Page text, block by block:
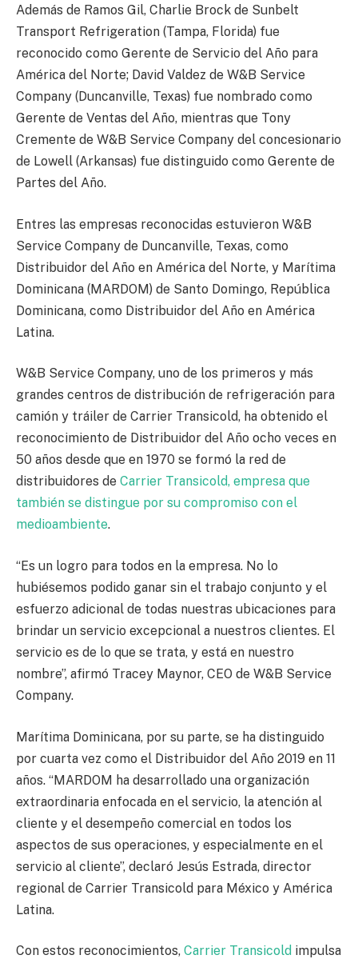
Además de Ramos Gil, Charlie Brock de Sunbelt
Transport Refrigeration (Tampa, Florida) fue
reconocido como Gerente de Servicio del Año para
América del Norte; David Valdez de W&B Service
Company (Duncanville, Texas) fue nombrado como
Gerente de Ventas del Año, mientras que Tony
Cremente de W&B Service Company del concesionario
de Lowell (Arkansas) fue distinguido como Gerente de
Partes del Año.
Entres las empresas reconocidas estuvieron W&B
Service Company de Duncanville, Texas, como
Distribuidor del Año en América del Norte, y Marítima
Dominicana (MARDOM) de Santo Domingo, República
Dominicana, como Distribuidor del Año en América
Latina.
W&B Service Company, uno de los primeros y más
grandes centros de distribución de refrigeración para
camión y tráiler de Carrier Transicold, ha obtenido el
reconocimiento de Distribuidor del Año ocho veces en
50 años desde que en 1970 se formó la red de
distribuidores de Carrier Transicold, empresa que
también se distingue por su compromiso con el
medioambiente.
“Es un logro para todos en la empresa. No lo
hubiésemos podido ganar sin el trabajo conjunto y el
esfuerzo adicional de todas nuestras ubicaciones para
brindar un servicio excepcional a nuestros clientes. El
servicio es de lo que se trata, y está en nuestro
nombre”, afirmó Tracey Maynor, CEO de W&B Service
Company.
Marítima Dominicana, por su parte, se ha distinguido
por cuarta vez como el Distribuidor del Año 2019 en 11
años. “MARDOM ha desarrollado una organización
extraordinaria enfocada en el servicio, la atención al
cliente y el desempeño comercial en todos los
aspectos de sus operaciones, y especialmente en el
servicio al cliente”, declaró Jesús Estrada, director
regional de Carrier Transicold para México y América
Latina.
Con estos reconocimientos, Carrier Transicold impulsa